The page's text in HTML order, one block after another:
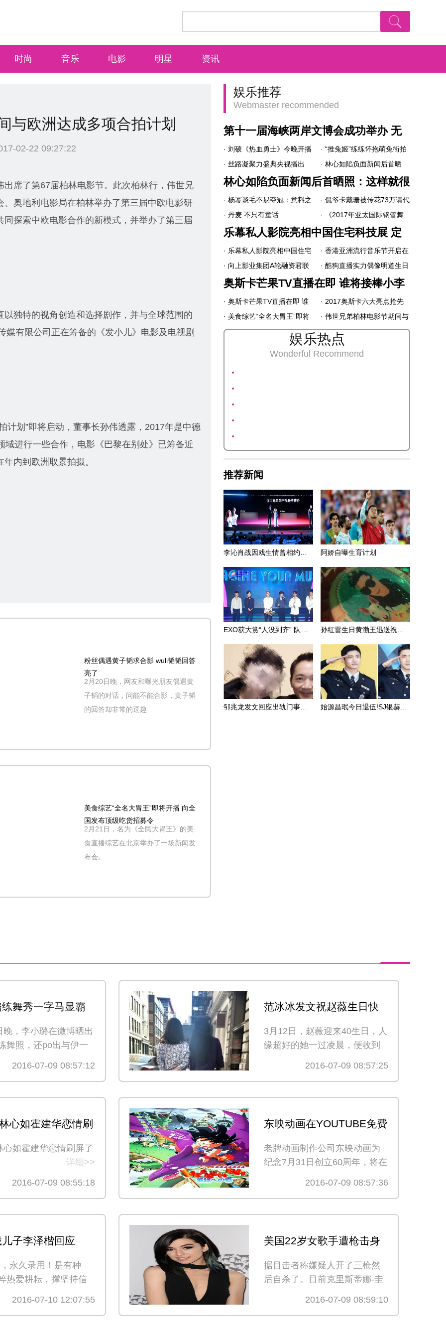
时尚 音乐 电影 明星 资讯
与欧洲达成多项合拍计划
02-22 09:27:22
席了第67届柏林电影节。此次柏林行，伟世兄
奥地利电影局在柏林举办了第三届中欧电影研
探索中欧电影合作的新模式，并举办了第三届
独特的视角创造和选择剧作，并与全球范围的
有限公司正在筹备的《发小儿》电影及电视剧
计划”即将启动，董事长孙伟透露，2017年是中德
进行一些合作，电影《巴黎在别处》已筹备近
内到欧洲取景拍摄。
粉丝偶遇黄子韬求合影 wuli韬韬回答
亮了
2月20日晚，网友和曝光朋友偶遇黄
子韬的对话，问能不能合影，黄子韬
的回答却非常的逗趣
美食综艺“全名大胃王”即将开播 向全
国发布顶级吃货招募令
2月21日，名为《全民大胃王》的美
食直播综艺在北京举办了一场新闻发
布会。
娱乐推荐
Webmaster recommended
第十一届海峡两岸文博会成功举办 无
限自在传媒助力光影盛事
· 刘硕《热血勇士》今晚开播
隐瞒身份“放大招”
· “推兔姬”练练怀抱萌兔街拍
穿人造皮草力推动物保护
· 丝路凝聚力盛典央视播出
乔杉再获大奖
· 林心如陷负面新闻后首晒
照：这样就很好
林心如陷负面新闻后首晒照：这样就很
好
· 杨幂谈毛不易夺冠：意料之
中 代表新时代的态度
· 侃爷卡戴珊被传花73万请代
孕 女儿将明年一月出生
· 丹麦 不只有童话
· 《2017年亚太国际钢管舞
锦标赛》完美落幕 中国选手
乐幕私人影院亮相中国住宅科技展 定
制化观影时代到来
· 乐幕私人影院亮相中国住宅
科技展 定制化观影时代到来
· 香港亚洲流行音乐节开启在
即 柳妍熙献唱庆港回归20年
· 向上影业集团A轮融资君联
资本领投估值14亿，肖
· 酷狗直播实力偶像明道生日
会 粉丝霸屏送祝福
奥斯卡芒果TV直播在即 谁将接棒小李
子成表情包上神
· 奥斯卡芒果TV直播在即 谁
将接棒小李子成表情包上神
· 2017奥斯卡六大亮点抢先
看 芒果TV全程直播带你玩尽
兴
· 美食综艺“全名大胃王”即将
开播 向全国发布顶级吃货招
· 伟世兄弟柏林电影节期间与
欧洲达成多项合拍计划
娱乐热点
Wonderful Recommend
哥尔泰被打回原形
张子枫《唐人街探案2》拜年歌mv上线，“手势舞”比心
欢乐送祝福
推荐新闻
阿娇自曝生育计划
舞秀一字马显霸
晚，李小璐在微博晒出
舞照，还po出与伊一
2016-07-09 08:57:12
范冰冰发文祝赵薇生日快
3月12日，赵薇迎来40生日，人
缘超好的她一过凌晨，便收到
2016-07-09 08:57:25
心如霍建华恋情刷
心如霍建华恋情刷屏了
详细>>
2016-07-09 08:55:18
东映动画在YOUTUBE免费
老牌动画制作公司东映动画为
纪念7月31日创立60周年，将在
作。
详细>>
2016-07-09 08:57:36
子李泽楷回应
永久录用！是有种
热爱耕耘，撑坚持信
2016-07-10 12:07:55
美国22岁女歌手遭枪击身
据目击者称嫌疑人开了三枪然
后自杀了。目前克里斯蒂娜-圭
2016-07-09 08:59:10